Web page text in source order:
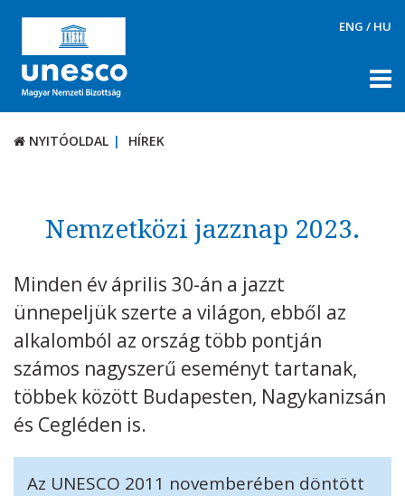
ENG / HU
NYITÓOLDAL HÍREK
TÉMÁK
PÁLYÁZATOK / DÍJAK
KAPCSOLAT
Adatkezelési tájékoztató Impresszum
Technikai információk
NYITÓOLDAL HÍREK
Nemzetközi jazznap 2023.
Minden év április 30-án a jazzt
ünnepeljük szerte a világon, ebből az
alkalomból az ország több pontján
számos nagyszerű eseményt tartanak,
többek között Budapesten, Nagykanizsán
és Cegléden is.
Az UNESCO 2011 novemberében döntött